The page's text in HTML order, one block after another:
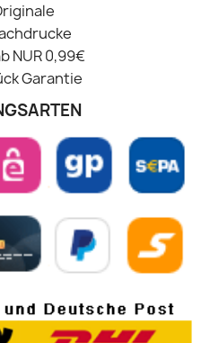
NUR 0,99€
Garantie